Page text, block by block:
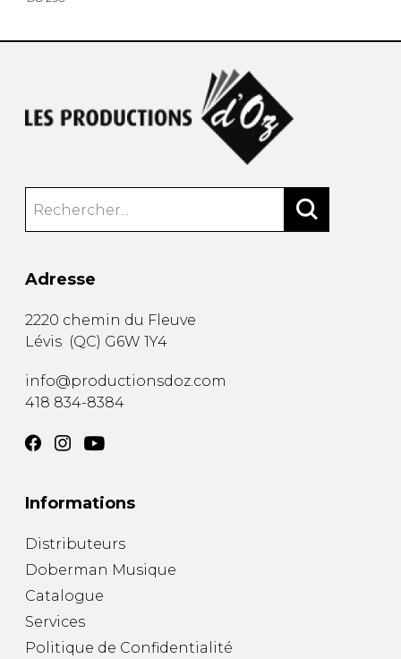
Adresse
2220 chemin du Fleuve
Lévis (QC) G6W 1Y4
info@productionsdoz.com
418 834-8384
Informations
Distributeurs
Doberman Musique
Catalogue
Services
Politique de Confidentialité